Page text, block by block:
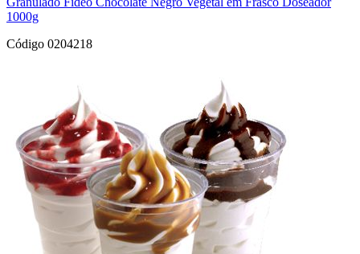
1000g
Código 0204218